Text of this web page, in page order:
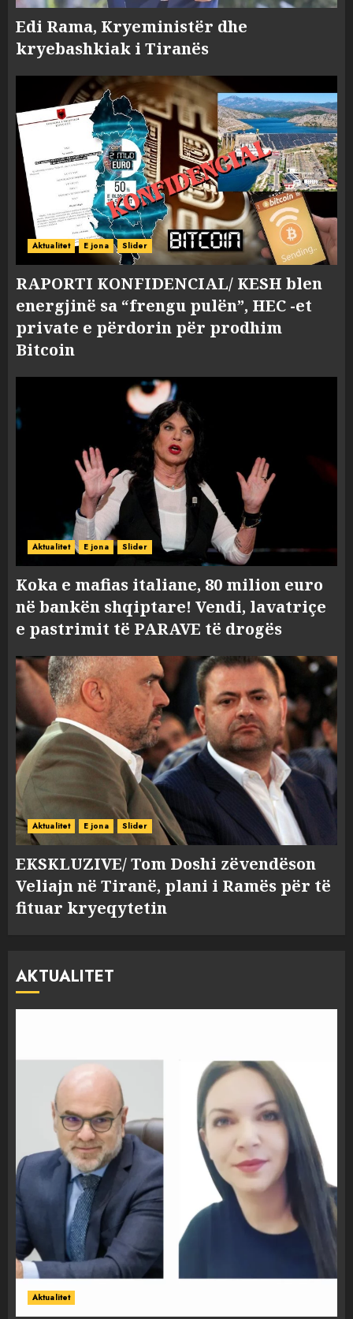
Edi Rama, Kryeministër dhe
kryebashkiak i Tiranës
Aktualitet E jona Slider
RAPORTI KONFIDENCIAL/ KESH blen
energjinë sa “frengu pulën”, HEC -et
private e përdorin për prodhim
Bitcoin
Aktualitet E jona Slider
Koka e mafias italiane, 80 milion euro
në bankën shqiptare! Vendi, lavatriçe
e pastrimit të PARAVE të drogës
Aktualitet E jona Slider
EKSKLUZIVE/ Tom Doshi zëvendëson
Veliajn në Tiranë, plani i Ramës për të
fituar kryeqytetin
AKTUALITET
Aktualitet